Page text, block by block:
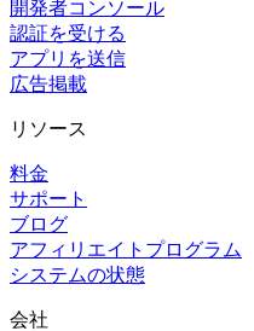
開発者コンソール
認証を受ける
アプリを送信
広告掲載
リソース
料金
サポート
ブログ
アフィリエイトプログラム
システムの状態
会社